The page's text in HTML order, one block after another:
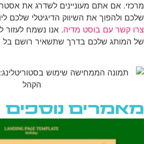
מרכזי. אם אתם מעוניינים לשדרג את
שלכם ולהפוך את השיווק הדיגיטלי שלכם
צרו קשר עם בוסט מדיה. אנו נשמח
של המותג שלכם בדרך שתשאיר רושם בל
מאמרים נוספים